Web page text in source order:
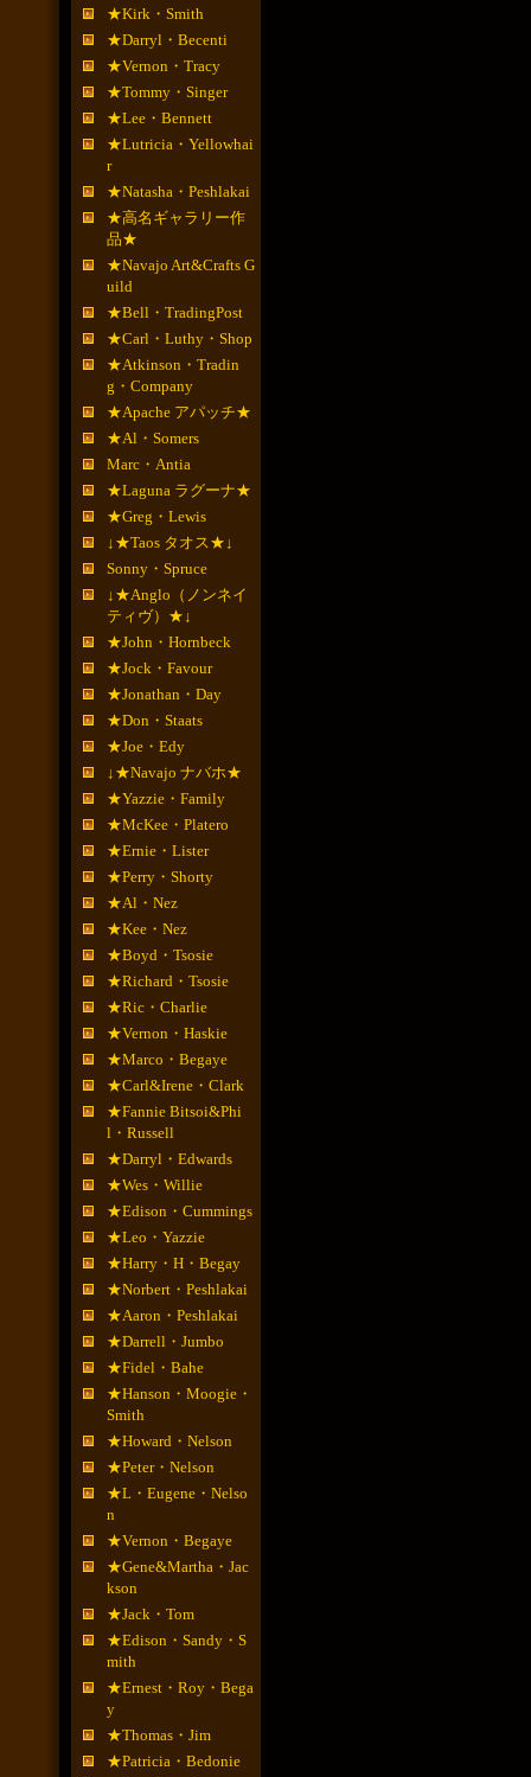
★Kirk・Smith
★Darryl・Becenti
★Vernon・Tracy
★Tommy・Singer
★Lee・Bennett
★Lutricia・Yellowhai
r
★Natasha・Peshlakai
★高名ギャラリー作
品★
★Navajo Art&Crafts G
uild
★Bell・TradingPost
★Carl・Luthy・Shop
★Atkinson・Tradin
g・Company
★Apache アパッチ★
★Al・Somers
Marc・Antia
★Laguna ラグーナ★
★Greg・Lewis
↓★Taos タオス★↓
Sonny・Spruce
↓★Anglo（ノンネイ
ティヴ）★↓
★John・Hornbeck
★Jock・Favour
★Jonathan・Day
★Don・Staats
★Joe・Edy
↓★Navajo ナバホ★
★Yazzie・Family
★McKee・Platero
★Ernie・Lister
★Perry・Shorty
★Al・Nez
★Kee・Nez
★Boyd・Tsosie
★Richard・Tsosie
★Ric・Charlie
★Vernon・Haskie
★Marco・Begaye
★Carl&Irene・Clark
★Fannie Bitsoi&Phi
l・Russell
★Darryl・Edwards
★Wes・Willie
★Edison・Cummings
★Leo・Yazzie
★Harry・H・Begay
★Norbert・Peshlakai
★Aaron・Peshlakai
★Darrell・Jumbo
★Fidel・Bahe
★Hanson・Moogie・
Smith
★Howard・Nelson
★Peter・Nelson
★L・Eugene・Nelso
n
★Vernon・Begaye
★Gene&Martha・Jac
kson
★Jack・Tom
★Edison・Sandy・S
mith
★Ernest・Roy・Bega
y
★Thomas・Jim
★Patricia・Bedonie